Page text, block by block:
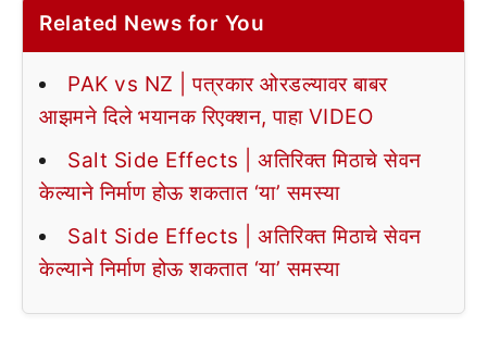
Related News for You
PAK vs NZ | पत्रकार ओरडल्यावर बाबर
आझमने दिले भयानक रिएक्शन, पाहा VIDEO
Salt Side Effects | अतिरिक्त मिठाचे सेवन
केल्याने निर्माण होऊ शकतात ‘या’ समस्या
Salt Side Effects | अतिरिक्त मिठाचे सेवन
केल्याने निर्माण होऊ शकतात ‘या’ समस्या